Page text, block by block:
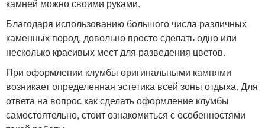
камней можно своими руками.
Благодаря использованию большого числа различных
каменных пород, довольно просто сделать одно или
несколько красивых мест для разведения цветов.
При оформлении клумбы оригинальными камнями
возникает определенная эстетика всей зоны отдыха. Для
ответа на вопрос как сделать оформление клумбы
самостоятельно, стоит ознакомиться с особенностями